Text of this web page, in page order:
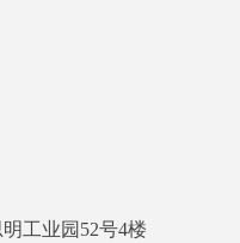
工业园52号4楼